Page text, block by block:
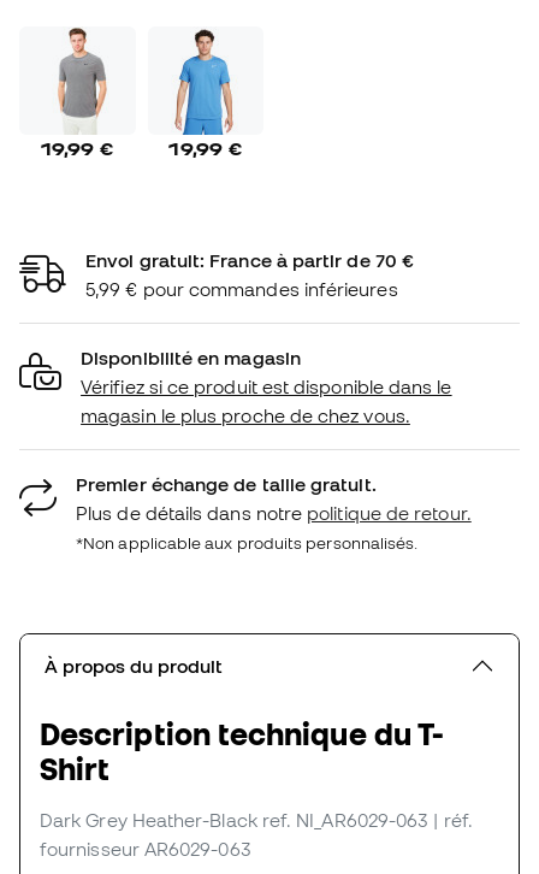
19,99 € 19,99 €
Envoi gratuit: France à partir de 70 €
5,99 € pour commandes inférieures
Disponibilité en magasin
Vérifiez si ce produit est disponible dans le
magasin le plus proche de chez vous.
Premier échange de taille gratuit.
Plus de détails dans notre politique de retour.
*Non applicable aux produits personnalisés.
À propos du produit
Description technique du T-
Shirt
Dark Grey Heather-Black ref. NI_AR6029-063 | réf.
fournisseur AR6029-063